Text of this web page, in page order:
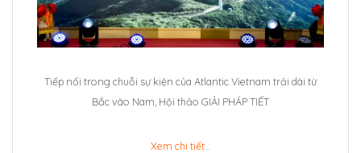
Tiếp nối trong chuỗi sự kiện của Atlantic Vietnam trải dài từ
Bắc vào Nam, Hội thảo GIẢI PHÁP TIẾT
Xem chi tiết…